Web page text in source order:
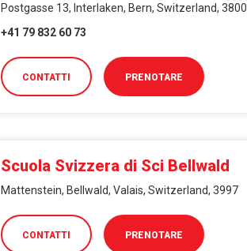
Postgasse 13, Interlaken, Bern, Switzerland, 3800
+41 79 832 60 73
CONTATTI PRENOTARE
Scuola Svizzera di Sci Bellwald
Mattenstein, Bellwald, Valais, Switzerland, 3997
CONTATTI PRENOTARE